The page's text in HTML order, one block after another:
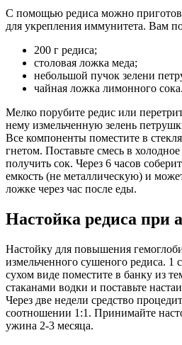
С помощью редиса можно
для укрепления иммунитета. Вам
200 г редиса;
столовая ложка меда;
небольшой пучок зелени
чайная ложка лимонного сока.
Мелко порубите редис или
нему измельченную зелень
Все компоненты поместите в
гнетом. Поставьте смесь в
получить сок. Через 6 часов
емкость (не металлическую) и
ложке через час после еды.
Настойка редиса при
Настойку для повышения
измельченного сушеного редиса. 1
сухом виде поместите в банку из
стаканами водки и поставьте
Через две недели средство
соотношении 1:1. Принимайте
ужина 2-3 месяца.